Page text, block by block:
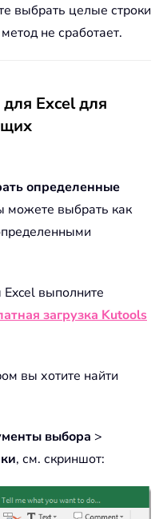
выбрать целые строки
не сработает.
Excel для
определенные
можете выбрать как
выполните
загрузка Kutools
вы хотите найти
выбора >
, см. скриншот: